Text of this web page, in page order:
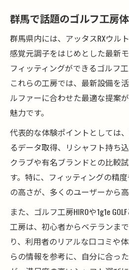
群馬で話題のゴルフ工房
群馬県内には、アッタスRXウル
感覚元調子をはじめとした最新
フィッティングができるゴルフ
これらの工房では、最新設備を
ルファーに合わせた最適な提案
魅力です。
代表的な体験ポイントとしては
るデータ取得、リシャフト持ち
クラブや有名ブランドとの比較
す。特に、フィッティングの精
の高さが、多くのユーザーから
また、ゴルフ工房HIROや1g1e
工房は、初心者からベテランま
り、利用者のリアルな口コミや
らの情報を参考に、自分に合っ